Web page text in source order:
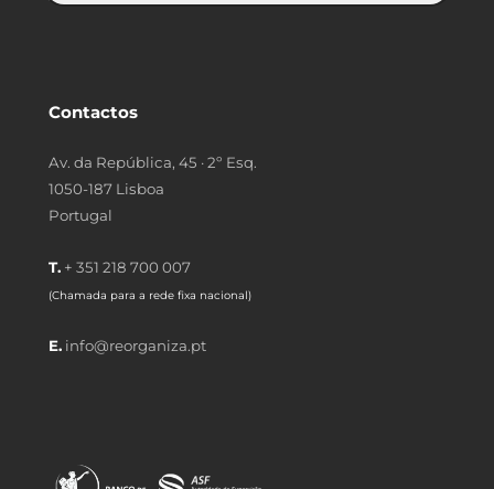
Contactos
Av. da República, 45 · 2º Esq.
1050-187 Lisboa
Portugal
T. + 351 218 700 007
(Chamada para a rede fixa nacional)
E. info@reorganiza.pt